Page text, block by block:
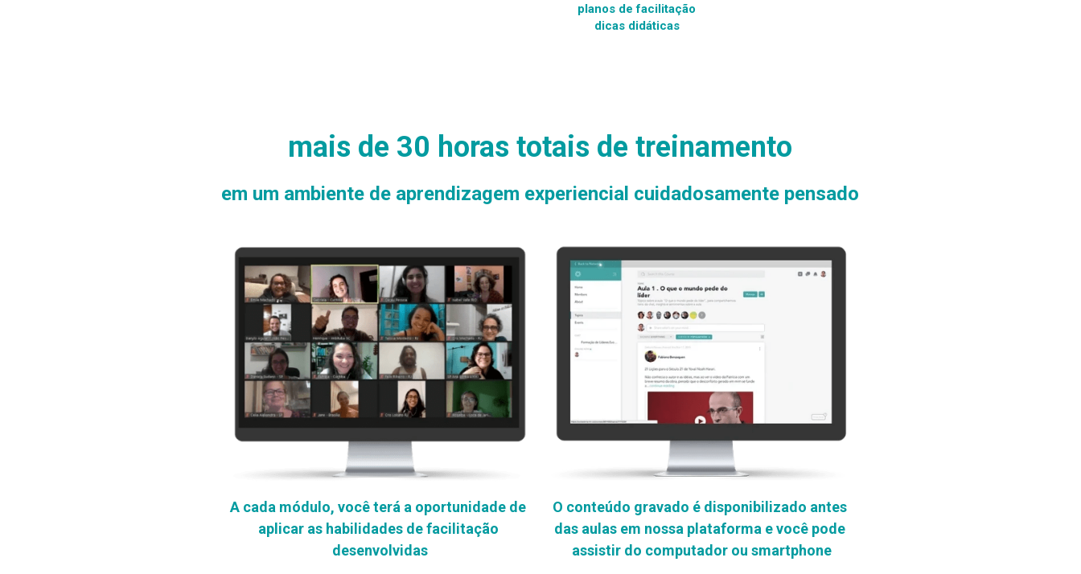
planos de facilitação
dicas didáticas
mais de 30 horas totais de treinamento
em um ambiente de aprendizagem experiencial cuidadosamente pensado
A cada módulo, você terá a oportunidade de
aplicar as habilidades de facilitação
desenvolvidas
O conteúdo gravado é disponibilizado antes
das aulas em nossa plataforma e você pode
assistir do computador ou smartphone